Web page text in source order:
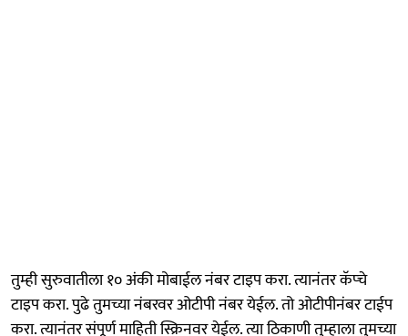
तुम्ही सुरुवातीला १० अंकी मोबाईल नंबर टाइप करा. त्यानंतर कॅप्चे
टाइप करा. पुढे तुमच्या नंबरवर ओटीपी नंबर येईल. तो ओटीपीनंबर टाईप
करा. त्यानंतर संपूर्ण माहिती स्क्रिनवर येईल. त्या ठिकाणी तुम्हाला तुमच्या